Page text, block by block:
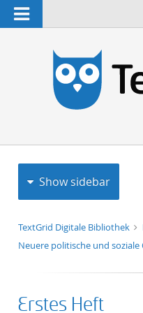
Navigation
Show sidebar
TextGrid Digitale Bibliothek
Neuere politische und soziale
Erstes Heft